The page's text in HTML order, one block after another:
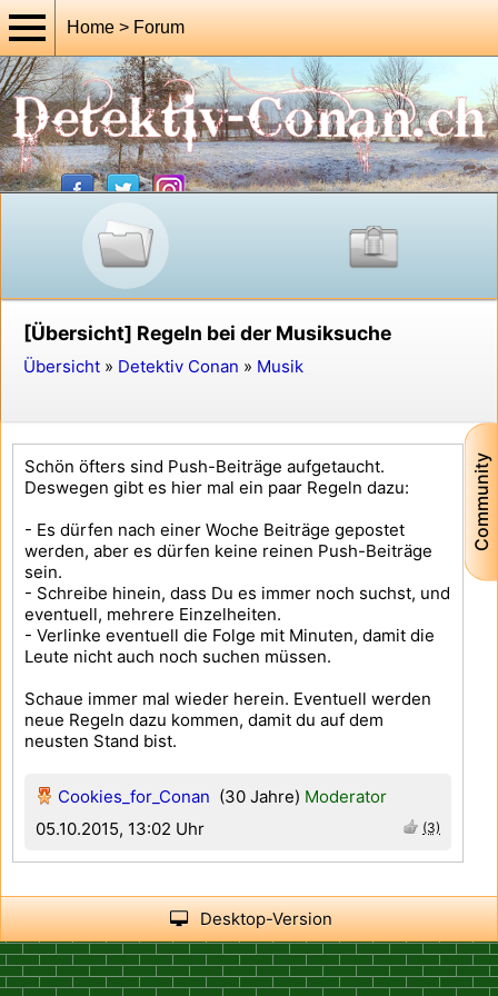
Home > Forum
Community
[Übersicht] Regeln bei der Musiksuche
Übersicht » Detektiv Conan » Musik
Cookies_for_Conan (30 Jahre) Moderator
05.10.2015, 13:02 Uhr
(3)
Schön öfters sind Push-Beiträge aufgetaucht.
Deswegen gibt es hier mal ein paar Regeln dazu:
- Es dürfen nach einer Woche Beiträge gepostet
werden, aber es dürfen keine reinen Push-Beiträge
sein.
- Schreibe hinein, dass Du es immer noch suchst, und
eventuell, mehrere Einzelheiten.
- Verlinke eventuell die Folge mit Minuten, damit die
Leute nicht auch noch suchen müssen.
Schaue immer mal wieder herein. Eventuell werden
neue Regeln dazu kommen, damit du auf dem
neusten Stand bist.
Desktop-Version